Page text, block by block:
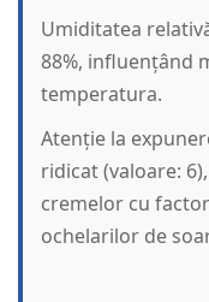
Umiditatea
88%, influențând
temperatura.
Atenție la
ridicat (valoare:
cremelor cu
ochelarilor de